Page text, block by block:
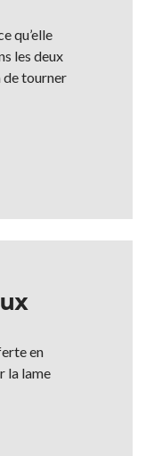
qu’elle
les deux
de tourner
en
la lame